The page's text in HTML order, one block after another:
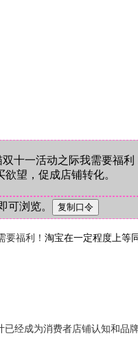
十一活动之际我需要福
望，促成店铺转化。
可浏览。
要福利！ 淘宝在一定程度上等
成为消费者店铺认知和品